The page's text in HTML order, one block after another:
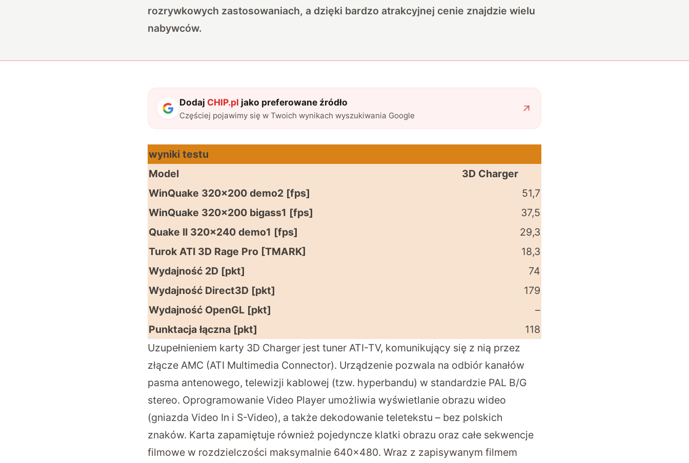
rozrywkowych zastosowaniach, a dzięki bardzo atrakcyjnej cenie znajdzie wielu
nabywców.
Dodaj CHIP.pl jako preferowane źródło
Częściej pojawimy się w Twoich wynikach wyszukiwania Google
wyniki testu
Model
3D Charger
WinQuake 320×200 demo2 [fps]
51,7
WinQuake 320×200 bigass1 [fps]
37,5
Quake II 320×240 demo1 [fps]
29,3
Turok ATI 3D Rage Pro [TMARK]
18,3
Wydajność 2D [pkt]
74
Wydajność Direct3D [pkt]
179
Wydajność OpenGL [pkt]
–
Punktacja łączna [pkt]
118
Uzupełnieniem karty 3D Charger jest tuner ATI-TV, komunikujący się z nią przez
złącze AMC (ATI Multimedia Connector). Urządzenie pozwala na odbiór kanałów
pasma antenowego, telewizji kablowej (tzw. hyperbandu) w standardzie PAL B/G
stereo. Oprogramowanie Video Player umożliwia wyświetlanie obrazu wideo
(gniazda Video In i S-Video), a także dekodowanie teletekstu – bez polskich
znaków. Karta zapamiętuje również pojedyncze klatki obrazu oraz całe sekwencje
filmowe w rozdzielczości maksymalnie 640×480. Wraz z zapisywanym filmem